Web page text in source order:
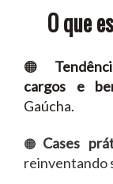
O que
🟠
cargos e
Gaúcha.
🟠 Cases
reinventando